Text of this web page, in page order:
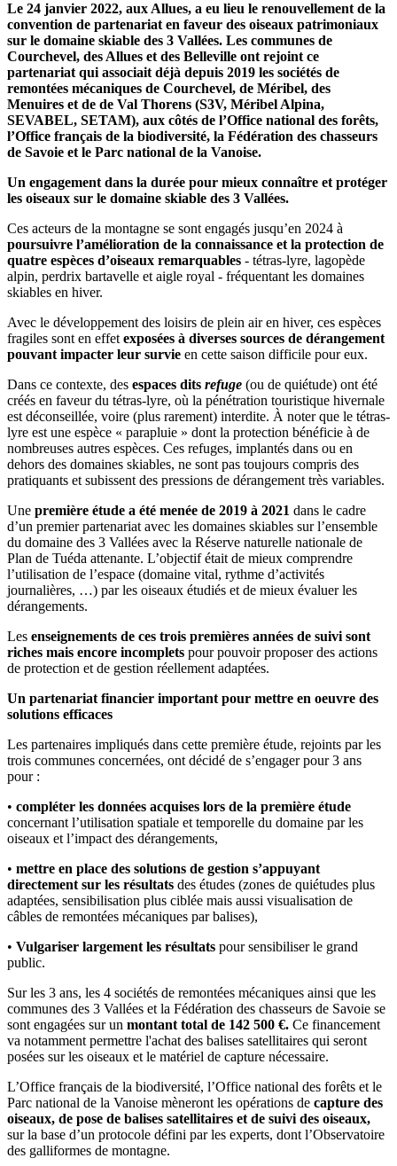
Le 24 janvier 2022, aux Allues, a eu lieu le renouvellement de la
convention de partenariat en faveur des oiseaux patrimoniaux
sur le domaine skiable des 3 Vallées. Les communes de
Courchevel, des Allues et des Belleville ont rejoint ce
partenariat qui associait déjà depuis 2019 les sociétés de
remontées mécaniques de Courchevel, de Méribel, des
Menuires et de de Val Thorens (S3V, Méribel Alpina,
SEVABEL, SETAM), aux côtés de l’Office national des forêts,
l’Office français de la biodiversité, la Fédération des chasseurs
de Savoie et le Parc national de la Vanoise.
Un engagement dans la durée pour mieux connaître et protéger
les oiseaux sur le domaine skiable des 3 Vallées.
Ces acteurs de la montagne se sont engagés jusqu’en 2024 à
poursuivre l’amélioration de la connaissance et la protection de
quatre espèces d’oiseaux remarquables - tétras-lyre, lagopède
alpin, perdrix bartavelle et aigle royal - fréquentant les domaines
skiables en hiver.
Avec le développement des loisirs de plein air en hiver, ces espèces
fragiles sont en effet exposées à diverses sources de dérangement
pouvant impacter leur survie en cette saison difficile pour eux.
Dans ce contexte, des espaces dits refuge (ou de quiétude) ont été
créés en faveur du tétras-lyre, où la pénétration touristique hivernale
est déconseillée, voire (plus rarement) interdite. À noter que le tétras-
lyre est une espèce « parapluie » dont la protection bénéficie à de
nombreuses autres espèces. Ces refuges, implantés dans ou en
dehors des domaines skiables, ne sont pas toujours compris des
pratiquants et subissent des pressions de dérangement très variables.
Une première étude a été menée de 2019 à 2021 dans le cadre
d’un premier partenariat avec les domaines skiables sur l’ensemble
du domaine des 3 Vallées avec la Réserve naturelle nationale de
Plan de Tuéda attenante. L’objectif était de mieux comprendre
l’utilisation de l’espace (domaine vital, rythme d’activités
journalières, …) par les oiseaux étudiés et de mieux évaluer les
dérangements.
Les enseignements de ces trois premières années de suivi sont
riches mais encore incomplets pour pouvoir proposer des actions
de protection et de gestion réellement adaptées.
Un partenariat financier important pour mettre en oeuvre des
solutions efficaces
Les partenaires impliqués dans cette première étude, rejoints par les
trois communes concernées, ont décidé de s’engager pour 3 ans
pour :
• compléter les données acquises lors de la première étude
concernant l’utilisation spatiale et temporelle du domaine par les
oiseaux et l’impact des dérangements,
• mettre en place des solutions de gestion s’appuyant
directement sur les résultats des études (zones de quiétudes plus
adaptées, sensibilisation plus ciblée mais aussi visualisation de
câbles de remontées mécaniques par balises),
• Vulgariser largement les résultats pour sensibiliser le grand
public.
Sur les 3 ans, les 4 sociétés de remontées mécaniques ainsi que les
communes des 3 Vallées et la Fédération des chasseurs de Savoie se
sont engagées sur un montant total de 142 500 €. Ce financement
va notamment permettre l'achat des balises satellitaires qui seront
posées sur les oiseaux et le matériel de capture nécessaire.
L’Office français de la biodiversité, l’Office national des forêts et le
Parc national de la Vanoise mèneront les opérations de capture des
oiseaux, de pose de balises satellitaires et de suivi des oiseaux,
sur la base d’un protocole défini par les experts, dont l’Observatoire
des galliformes de montagne.